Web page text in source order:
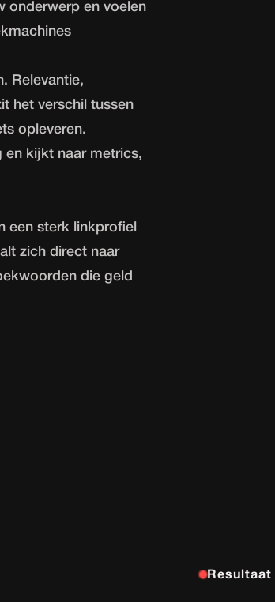
onderwerp en voelen
Relevantie,
het verschil tussen
opleveren.
en kijkt naar metrics,
een sterk linkprofiel
zich direct naar
die geld
Resultaat